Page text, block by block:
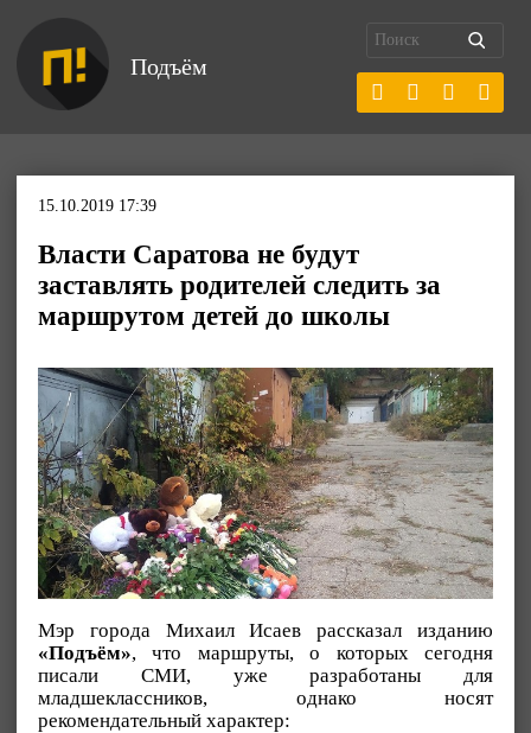
Подъём
15.10.2019 17:39
Власти Саратова не будут
заставлять родителей следить за
маршрутом детей до школы
Мэр города Михаил Исаев рассказал изданию
«Подъём», что маршруты, о которых сегодня
писали СМИ, уже разработаны для
младшеклассников, однако носят
рекомендательный характер: